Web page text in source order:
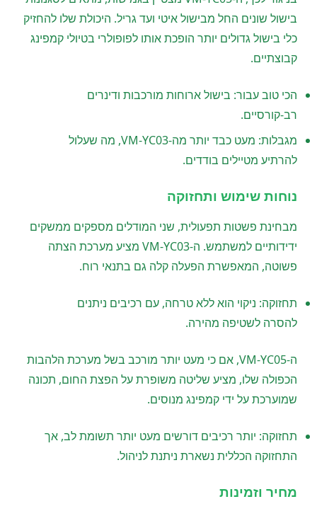
בישול שונים החל מבישול איטי ועד גריל. היכולת שלו להחזיק
כלי בישול גדולים יותר הופכת אותו לפופולרי בטיולי קמפינג
קבוצתיים.
הכי טוב עבור: בישול ארוחות מורכבות ודינרים
רב-קורסיים.
מגבלות: מעט כבד יותר מה-VM-YC03, מה שעלול
להרתיע מטיילים בודדים.
נוחות שימוש ותחזוקה
מבחינת פשטות תפעולית, שני המודלים מספקים ממשקים
ידידותיים למשתמש. ה-VM-YC03 מציע מערכת הצתה
פשוטה, המאפשרת הפעלה קלה גם בתנאי רוח.
תחזוקה: ניקוי הוא ללא טרחה, עם רכיבים ניתנים
להסרה לשטיפה מהירה.
ה-VM-YC05, אם כי מעט יותר מורכב בשל מערכת הלהבות
הכפולה שלו, מציע שליטה משופרת על הפצת החום, תכונה
שמוערכת על ידי קמפינג מנוסים.
תחזוקה: יותר רכיבים דורשים מעט יותר תשומת לב, אך
התחזוקה הכללית נשארת ניתנת לניהול.
מחיר וזמינות